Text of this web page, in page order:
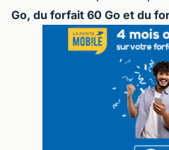
Go, du forfait 60 Go et du